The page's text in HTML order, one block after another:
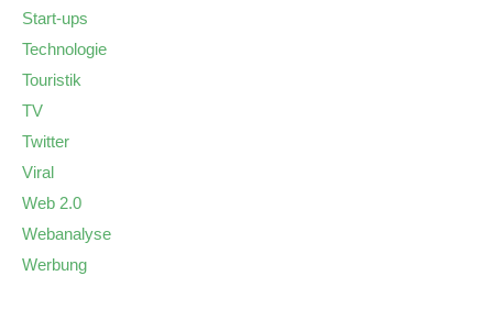
Start-ups
Technologie
Touristik
TV
Twitter
Viral
Web 2.0
Webanalyse
Werbung